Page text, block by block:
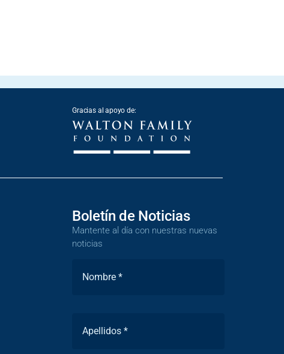
Gracias al apoyo de:
Boletín de Noticias
Mantente al día con nuestras nuevas
noticias